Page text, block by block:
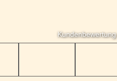
Kundenbewertung